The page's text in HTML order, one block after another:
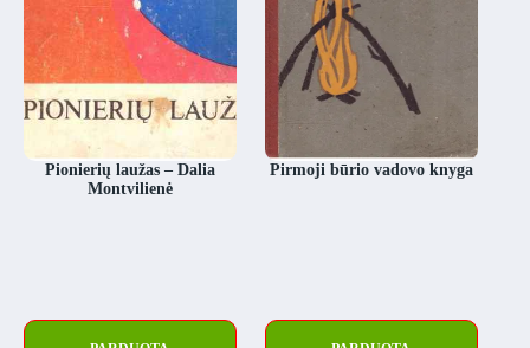
Pionierių laužas – Dalia
Montvilienė
Pirmoji būrio vadovo knyga